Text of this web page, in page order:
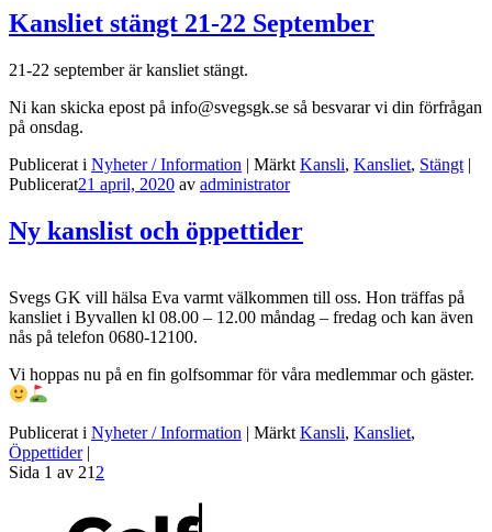
Kansliet stängt 21-22 September
21-22 september är kansliet stängt.
Ni kan skicka epost på info@svegsgk.se så besvarar vi din förfrågan
på onsdag.
Publicerat i Nyheter / Information | Märkt Kansli, Kansliet, Stängt |
Publicerat21 april, 2020 av administrator
Ny kanslist och öppettider
Svegs GK vill hälsa Eva varmt välkommen till oss. Hon träffas på
kansliet i Byvallen kl 08.00 – 12.00 måndag – fredag och kan även
nås på telefon 0680-12100.
Vi hoppas nu på en fin golfsommar för våra medlemmar och gäster.
Publicerat i Nyheter / Information | Märkt Kansli, Kansliet,
Öppettider |
Sida 1 av 21 2